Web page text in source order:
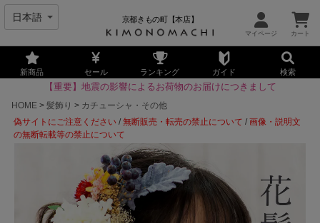
京都きもの町【本店】
新商品 セール ランキング ガイド 検索
【重要】地震の影響によるお荷物のお届けにつきまして
HOME
髪飾り
カチューシャ・その他
偽サイトにご注意ください /無断販売・転売の禁止について /画像・説明文
の無断転載等の禁止について